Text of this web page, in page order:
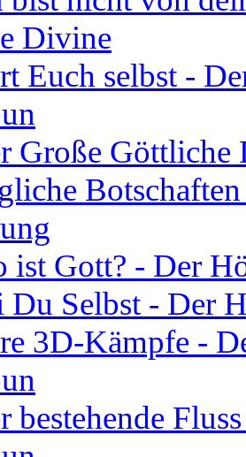
Divine
Euch selbst -
Große
ist Gott? - Der
Du Selbst - Der
3D-Kämpfe -
bestehende